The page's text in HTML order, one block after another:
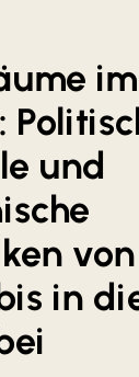
im
und
von
in